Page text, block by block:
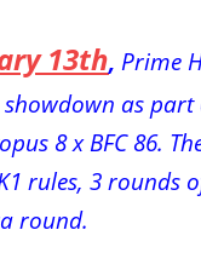
13th, Prime
as part
8 x BFC 86.
rules, 3 rounds
round.